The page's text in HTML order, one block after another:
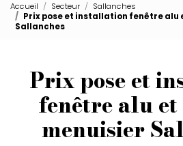
Accueil Secteur
Sallanches
Prix pose et installation fenêtre alu
Sallanches
Prix pose et
fenêtre alu
menuisier